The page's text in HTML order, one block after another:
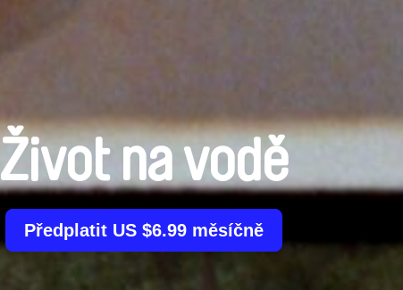
Život na vodě
Předplatit US $6.99 měsíčně